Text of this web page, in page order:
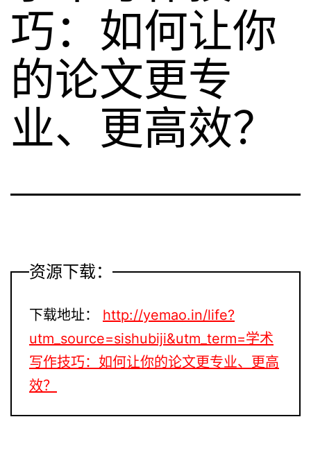
巧：如何让你
的论文更专
业、更高效？
资源下载：
下载地址：
http://yemao.in/life?
utm_source=sishubiji&utm_term=学术
写作技巧：如何让你的论文更专业、更高
效？